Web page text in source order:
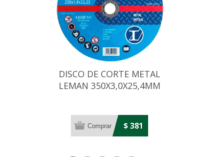
DISCO DE CORTE METAL
LEMAN 350X3,0X25,4MM
$ 381